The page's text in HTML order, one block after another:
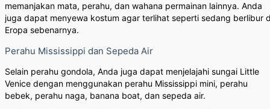
memanjakan mata, perahu, dan wahana permainan lainnya. Anda
juga dapat menyewa kostum agar terlihat seperti sedang berlibur
Eropa sebenarnya.
Perahu Mississippi dan Sepeda Air
Selain perahu gondola, Anda juga dapat menjelajahi sungai Little
Venice dengan menggunakan perahu Mississippi mini, perahu
bebek, perahu naga, banana boat, dan sepeda air.